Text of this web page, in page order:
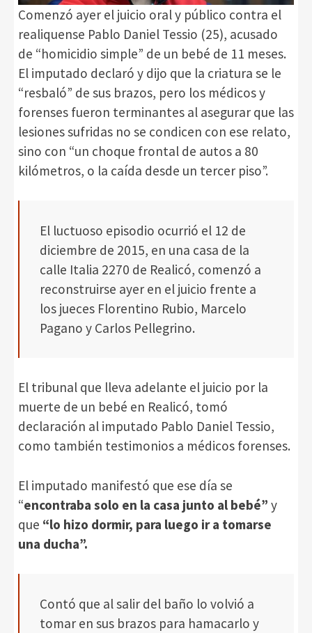
Comenzó ayer el juicio oral y público contra el
realiquense Pablo Daniel Tessio (25), acusado
de “homicidio simple” de un bebé de 11 meses.
El imputado declaró y dijo que la criatura se le
“resbaló” de sus brazos, pero los médicos y
forenses fueron terminantes al asegurar que las
lesiones sufridas no se condicen con ese relato,
sino con “un choque frontal de autos a 80
kilómetros, o la caída desde un tercer piso”.
El luctuoso episodio ocurrió el 12 de
diciembre de 2015, en una casa de la
calle Italia 2270 de Realicó, comenzó a
reconstruirse ayer en el juicio frente a
los jueces Florentino Rubio, Marcelo
Pagano y Carlos Pellegrino.
El tribunal que lleva adelante el juicio por la
muerte de un bebé en Realicó, tomó
declaración al imputado Pablo Daniel Tessio,
como también testimonios a médicos forenses.
El imputado manifestó que ese día se
“encontraba solo en la casa junto al bebé” y
que “lo hizo dormir, para luego ir a tomarse
una ducha”.
Contó que al salir del baño lo volvió a
tomar en sus brazos para hamacarlo y